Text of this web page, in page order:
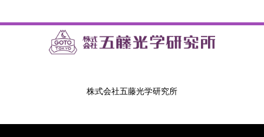
株式会社五藤光学研究所